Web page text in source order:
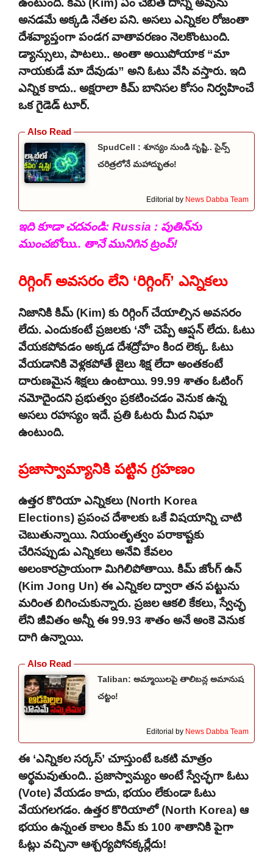
ఉంటుంది. కిమ్ (Kim) ఏం చెబితే దాన్ని అవును
అనడమే అక్కడి నేతల పని. అసలు ఎన్నికల రోజంతా
దేశవ్యాప్తంగా పండగ వాతావరణం నెలకొంటుంది.
డ్యాన్సులు, పాటలు.. అంతా అయిపోయాక “మా
నాయకుడే మా దేవుడు” అని ఓటు వేసి వస్తారు. ఇది
ఎన్నిక కాదు.. అక్షరాలా కిమ్ బానిసల కోసం నిర్వహించే
ఒక గైడెడ్ టూర్.
SpudCell : శూన్యం నుండి సృష్టి.. సైన్స్
చరిత్రలోనే మహాద్భుతం!
Editorial by News Dabba Team
ఇది కూడా చదవండి: Russia : పుతిన్‌ను
ముంచబోయి.. తానే మునిగిన ట్రంప్!
రిగ్గింగ్ అవసరం లేని ‘రిగ్గింగ్’ ఎన్నికలు
నిజానికి కిమ్ (Kim) కు రిగ్గింగ్ చేయాల్సిన అవసరం
లేదు. ఎందుకంటే ప్రజలకు ‘నో’ చెప్పే ఆప్షన్ లేదు. ఓటు
వేయకపోవడం అక్కడ దేశద్రోహం కింద లెక్క. ఓటు
వేయడానికి వెళ్లకపోతే జైలు శిక్ష లేదా అంతకంటే
దారుణమైన శిక్షలు ఉంటాయి. 99.99 శాతం ఓటింగ్
నమోదైందని ప్రభుత్వం ప్రకటించడం వెనుక ఉన్న
అసలు రహస్యం ఇదే. ప్రతి ఓటరు మీద నిఘా
ఉంటుంది.
ప్రజాస్వామ్యానికి పట్టిన గ్రహణం
ఉత్తర కొరియా ఎన్నికలు (North Korea
Elections) ప్రపంచ దేశాలకు ఒకే విషయాన్ని చాటి
చెబుతున్నాయి. నియంతృత్వం పరాకాష్టకు
చేరినప్పుడు ఎన్నికలు అనేవి కేవలం
అలంకారప్రాయంగా మిగిలిపోతాయి. కిమ్ జోంగ్ ఉన్
(Kim Jong Un) ఈ ఎన్నికల ద్వారా తన పట్టును
మరింత బిగించుకున్నారు. ప్రజల ఆకలి కేకలు, స్వేచ్ఛ
లేని జీవితం అన్నీ ఈ 99.93 శాతం అనే అంకె వెనుక
దాగి ఉన్నాయి.
Taliban: అమ్మాయిలపై తాలిబన్ల అమానుష
చట్టం!
Editorial by News Dabba Team
ఈ ‘ఎన్నికల సర్కస్’ చూస్తుంటే ఒకటి మాత్రం
అర్థమవుతుంది.. ప్రజాస్వామ్యం అంటే స్వేచ్ఛగా ఓటు
(Vote) వేయడం కాదు, భయం లేకుండా ఓటు
వేయగలగడం. ఉత్తర కొరియాలో (North Korea) ఆ
భయం ఉన్నంత కాలం కిమ్ కు 100 శాతానికి పైగా
ఓట్లు వచ్చినా ఆశ్చర్యపోనక్కర్లేదు!